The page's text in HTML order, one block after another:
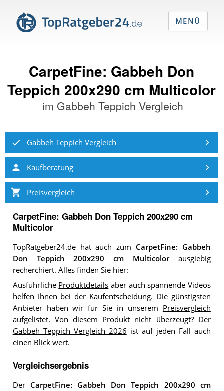
CarpetFine: Gabbeh Don
Teppich 200x290 cm Multicolor
im Gabbeh Teppich Vergleich
Gabbeh Teppich Vergleich
Kaufberatung
Preisvergleich
CarpetFine: Gabbeh Don Teppich 200x290 cm
Multicolor
TopRatgeber24.de hat auch zum CarpetFine: Gabbeh
Don Teppich 200x290 cm Multicolorausgiebig
recherchiert. Alles finden Sie hier:
Ausführliche Produktdetails aber auch spannende Videos
helfen Ihnen bei der Kaufentscheidung. Die günstigsten
Anbieter haben wir für Sie in unserem Preisvergleich
aufgelistet. Von diesem Produkt nicht überzeugt? Der
Gabbeh Teppich Vergleich 2026 ist auf jeden Fall auch
einen Blick wert.
Vergleichsergebnis
Der CarpetFine: Gabbeh Don Teppich 200x290 cm
MENÜ